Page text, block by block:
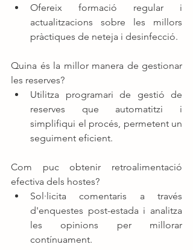
Ofereix formació regular i
actualitzacions sobre les millors
pràctiques de neteja i desinfecció.
Quina és la millor manera de gestionar
les reserves?
Utilitza programari de gestió de
reserves que automatitzi i
simplifiqui el procés, permetent un
seguiment eficient.
Com puc obtenir retroalimentació
efectiva dels hostes?
Sol·licita comentaris a través
d'enquestes post-estada i analitza
les opinions per millorar
contínuament.